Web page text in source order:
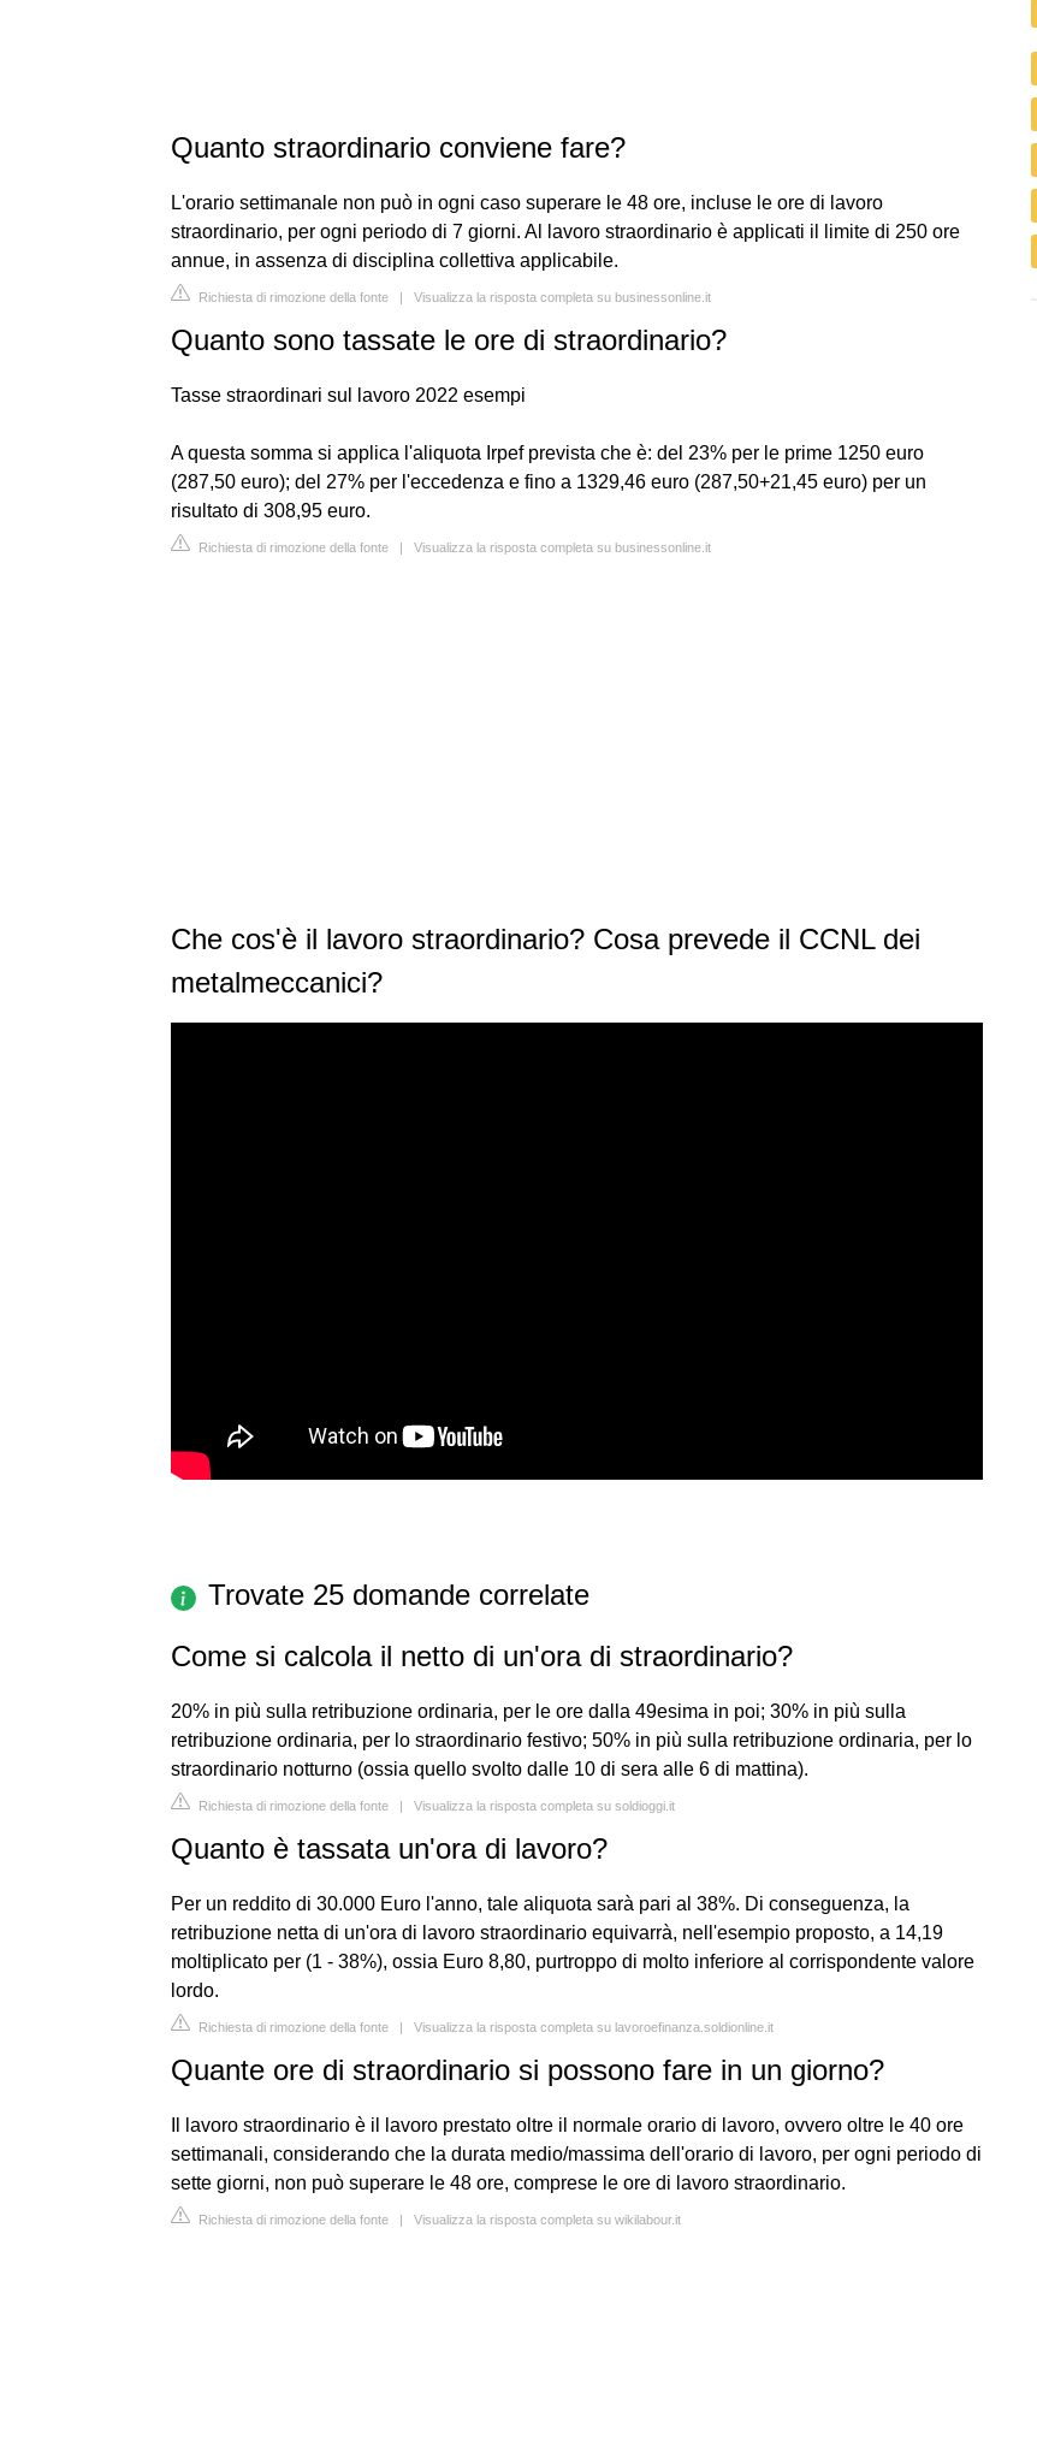
Quanto straordinario conviene fare?
L'orario settimanale non può in ogni caso superare le 48 ore, incluse le ore di lavoro
straordinario, per ogni periodo di 7 giorni. Al lavoro straordinario è applicati il limite di 250 ore
annue, in assenza di disciplina collettiva applicabile.
Richiesta di rimozione della fonte | Visualizza la risposta completa su businessonline.it
Quanto sono tassate le ore di straordinario?
Tasse straordinari sul lavoro 2022 esempi
A questa somma si applica l'aliquota Irpef prevista che è: del 23% per le prime 1250 euro
(287,50 euro); del 27% per l'eccedenza e fino a 1329,46 euro (287,50+21,45 euro) per un
risultato di 308,95 euro.
Richiesta di rimozione della fonte | Visualizza la risposta completa su businessonline.it
Che cos'è il lavoro straordinario? Cosa prevede il CCNL dei
metalmeccanici?
Trovate 25 domande correlate
Come si calcola il netto di un'ora di straordinario?
20% in più sulla retribuzione ordinaria, per le ore dalla 49esima in poi; 30% in più sulla
retribuzione ordinaria, per lo straordinario festivo; 50% in più sulla retribuzione ordinaria, per lo
straordinario notturno (ossia quello svolto dalle 10 di sera alle 6 di mattina).
Richiesta di rimozione della fonte | Visualizza la risposta completa su soldioggi.it
Quanto è tassata un'ora di lavoro?
Per un reddito di 30.000 Euro l'anno, tale aliquota sarà pari al 38%. Di conseguenza, la
retribuzione netta di un'ora di lavoro straordinario equivarrà, nell'esempio proposto, a 14,19
moltiplicato per (1 - 38%), ossia Euro 8,80, purtroppo di molto inferiore al corrispondente valore
lordo.
Richiesta di rimozione della fonte | Visualizza la risposta completa su lavoroefinanza.soldionline.it
Quante ore di straordinario si possono fare in un giorno?
Il lavoro straordinario è il lavoro prestato oltre il normale orario di lavoro, ovvero oltre le 40 ore
settimanali, considerando che la durata medio/massima dell'orario di lavoro, per ogni periodo di
sette giorni, non può superare le 48 ore, comprese le ore di lavoro straordinario.
Richiesta di rimozione della fonte | Visualizza la risposta completa su wikilabour.it